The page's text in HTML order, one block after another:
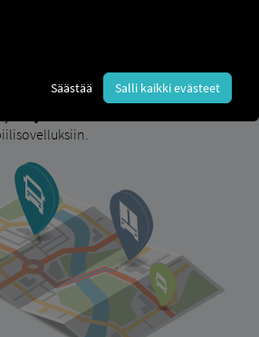
koko kalustosi RIO
Säästää Salli kaikki evästeet